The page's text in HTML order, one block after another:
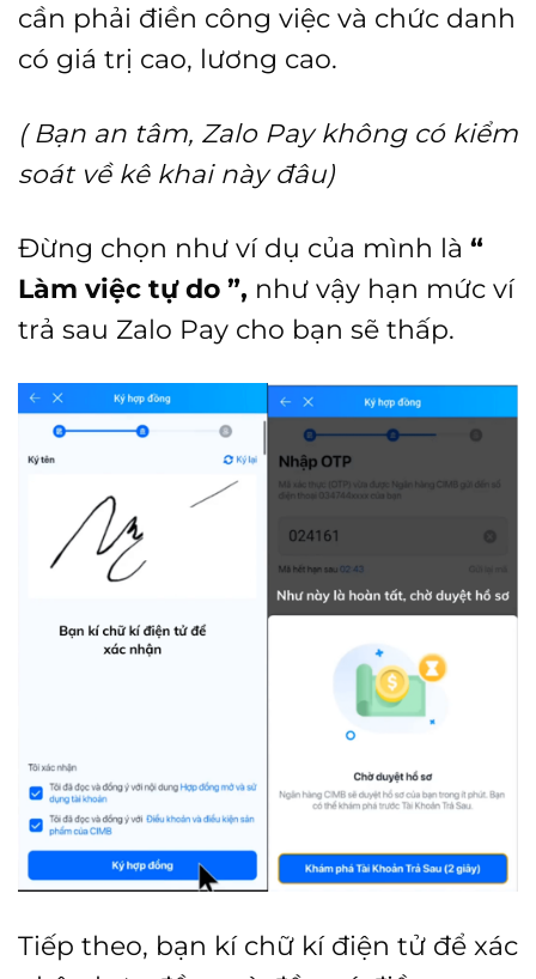
cần phải điền công việc và chức danh
có giá trị cao, lương cao.
( Bạn an tâm, Zalo Pay không có kiểm
soát về kê khai này đâu)
Đừng chọn như ví dụ của mình là “
Làm việc tự do ”, như vậy hạn mức ví
trả sau Zalo Pay cho bạn sẽ thấp.
Tiếp theo, bạn kí chữ kí điện tử để xác